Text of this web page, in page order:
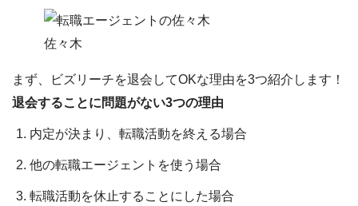
佐々木
まず、 ビズリーチを退会してOKな理由を3つ紹介します！
退会することに問題がない3つの理由
内定が決まり、転職活動を終える場合
他の転職エージェントを使う場合
転職活動を休止することにした場合